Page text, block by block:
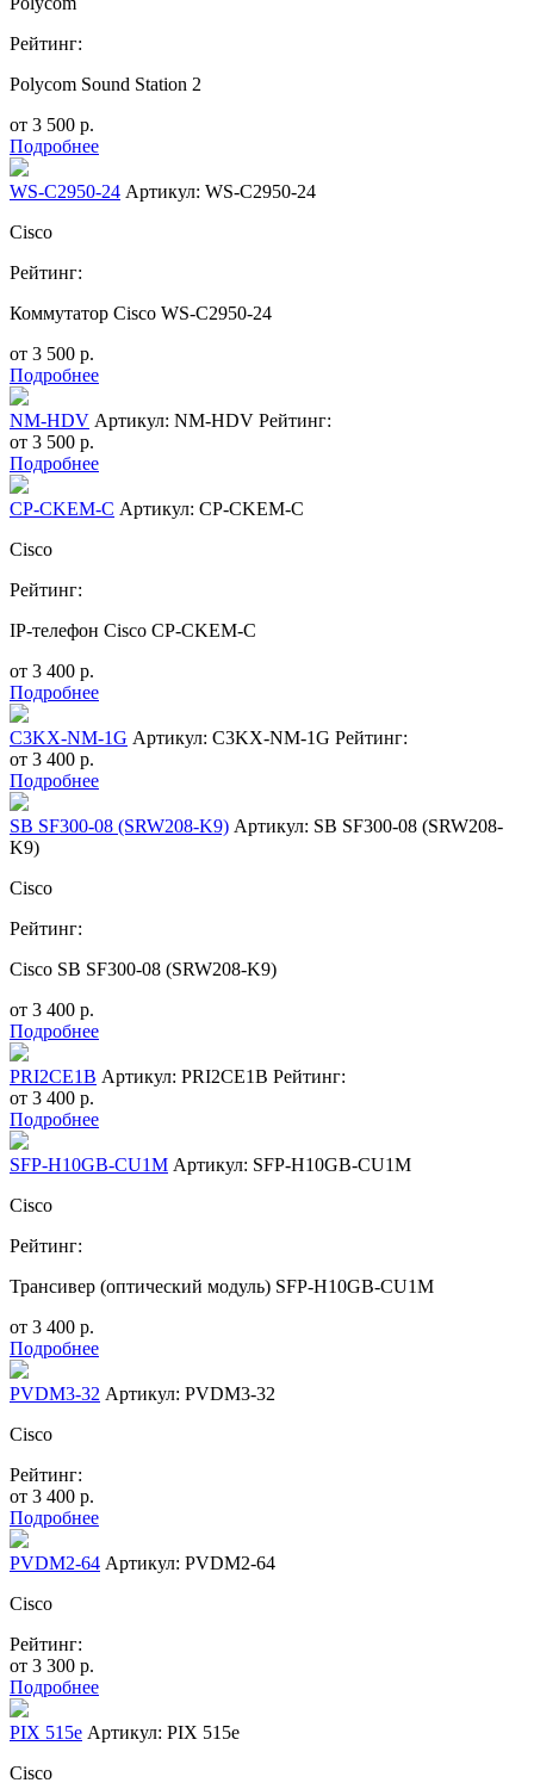
Рейтинг:
Polycom Sound Station 2
от 3 500 р.
Подробнее
WS-C2950-24 Артикул: WS-C2950-24
Cisco
Рейтинг:
Коммутатор Cisco WS-C2950-24
от 3 500 р.
Подробнее
NM-HDV Артикул: NM-HDV Рейтинг:
от 3 500 р.
Подробнее
CP-CKEM-C Артикул: CP-CKEM-C
Cisco
Рейтинг:
IP-телефон Cisco CP-CKEM-C
от 3 400 р.
Подробнее
C3KX-NM-1G Артикул: C3KX-NM-1G Рейтинг:
от 3 400 р.
Подробнее
SB SF300-08 (SRW208-K9) Артикул: SB SF300-08 (SRW208-
K9)
Cisco
Рейтинг:
Cisco SB SF300-08 (SRW208-K9)
от 3 400 р.
Подробнее
PRI2CE1B Артикул: PRI2CE1B Рейтинг:
от 3 400 р.
Подробнее
SFP-H10GB-CU1M Артикул: SFP-H10GB-CU1M
Cisco
Рейтинг:
Трансивер (оптический модуль) SFP-H10GB-CU1M
от 3 400 р.
Подробнее
PVDM3-32 Артикул: PVDM3-32
Cisco
Рейтинг:
от 3 400 р.
Подробнее
PVDM2-64 Артикул: PVDM2-64
Cisco
Рейтинг:
от 3 300 р.
Подробнее
PIX 515e Артикул: PIX 515e
Cisco